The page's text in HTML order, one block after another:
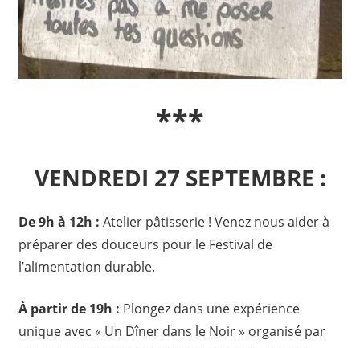
***
VENDREDI 27 SEPTEMBRE :
De 9h à 12h : Atelier pâtisserie ! Venez nous aider à
préparer des douceurs pour le Festival de
l’alimentation durable.
À partir de 19h : Plongez dans une expérience
unique avec « Un Dîner dans le Noir » organisé par